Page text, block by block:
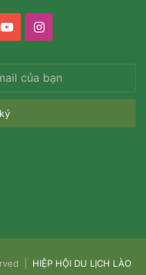
YouTubeInstagram
| HIỆP HỘI DU LỊCH LÀO